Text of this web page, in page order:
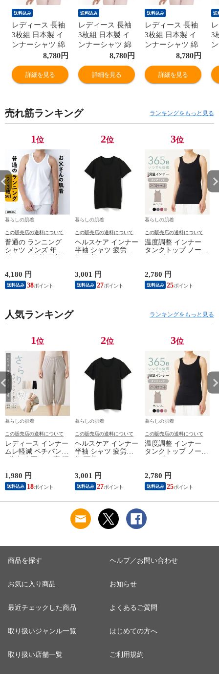
送料込み
レディース 長袖
3枚組 日本製 イ
ンナーシャツ 綿
100% 8分袖 レー
ス付き 綿ガーゼ
国産 婦人 肌着
G5014B-RT
8,780円
詳細を見る
送料込み
レディース 長袖
3枚組 日本製 イ
ンナーシャツ 綿
100% 8分袖 レー
ス付き 綿ガーゼ
国産 婦人 肌着
G5014B-RT
8,780円
詳細を見る
送料込み
レディース 長袖
3枚組 日本製 イ
ンナーシャツ 綿
100% 8分袖 レー
ス付き 綿ガーゼ
国産 婦人 肌着
G5014B-RT
8,780円
詳細を見る
送
3
売れ筋ランキング ランキングをもっと見る
1位
暮らしの肌着
この販売店の送料について
普通の ランニング
シャツ メンズ 年間
ンクトップ ノースリ
ーブ インナー 紳士
男性 シニア 抗菌 防
4,180 円
送料込み 38
2位
暮らしの肌着
この販売店の送料について
ヘルスケア インナー
半袖 シャツ 疲労回
外線 疲労軽減 ボデ
ィケア 健康 プレゼ
ント ギフト ヘルス
3,001 円
送料込み 27
3位
暮らしの肌着
この販売店の送料について
温度調整 インナー
タンクトップ ノース
オフホワイト/ブラウ
ン/ブラック/チャコ
ールグレー/ピンク
2,780 円
送料込み 25
人気ランキング ランキングをもっと見る
1位
暮らしの肌着
この販売店の送料について
レディース インナー
ムレ軽減 ペチパンツ
ス ペチパンツ 速乾
さらさら ハーフパン
ツ インナーパンツ
1,980 円
送料込み 18
2位
暮らしの肌着
この販売店の送料について
ヘルスケア インナー
半袖 シャツ 疲労回
外線 疲労軽減 ボデ
ィケア 健康 プレゼ
ント ギフト ヘルス
イナスイオン ゲルマ
ニウム 25AW
K1160L-E
3,001 円
送料込み 27
3位
暮らしの肌着
この販売店の送料について
温度調整 インナー
タンクトップ ノース
オフホワイト/ブラウ
ン/ブラック/チャコ
ールグレー/ピンク
2,780 円
送料込み 25
商品を探す
お気に入り商品
最近チェックした商品
取り扱いジャンル一覧
取り扱い店舗一覧
ヘルプ／お問い合わせ
お知らせ
よくあるご質問
はじめての方へ
ご利用規約